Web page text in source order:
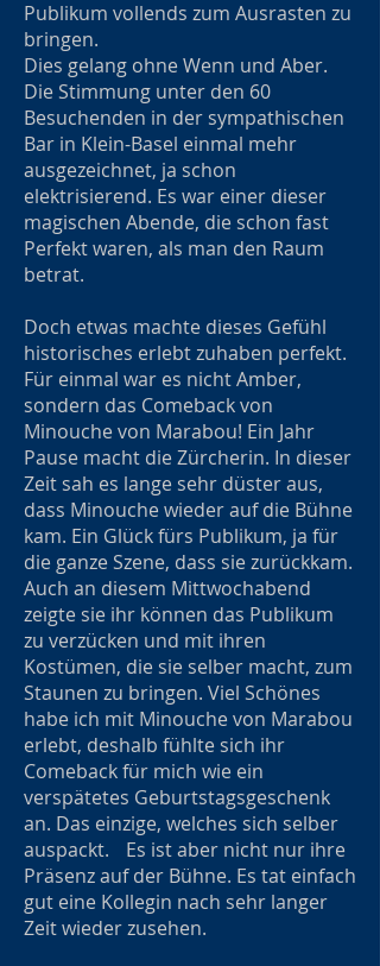
Publikum vollends zum Ausrasten zu
bringen.
Dies gelang ohne Wenn und Aber.
Die Stimmung unter den 60
Besuchenden in der sympathischen
Bar in Klein-Basel einmal mehr
ausgezeichnet, ja schon
elektrisierend. Es war einer dieser
magischen Abende, die schon fast
Perfekt waren, als man den Raum
betrat.
Doch etwas machte dieses Gefühl
historisches erlebt zuhaben perfekt.
Für einmal war es nicht Amber,
sondern das Comeback von
Minouche von Marabou! Ein Jahr
Pause macht die Zürcherin. In dieser
Zeit sah es lange sehr düster aus,
dass Minouche wieder auf die Bühne
kam. Ein Glück fürs Publikum, ja für
die ganze Szene, dass sie zurückkam.
Auch an diesem Mittwochabend
zeigte sie ihr können das Publikum
zu verzücken und mit ihren
Kostümen, die sie selber macht, zum
Staunen zu bringen. Viel Schönes
habe ich mit Minouche von Marabou
erlebt, deshalb fühlte sich ihr
Comeback für mich wie ein
verspätetes Geburtstagsgeschenk
an. Das einzige, welches sich selber
auspackt. Es ist aber nicht nur ihre
Präsenz auf der Bühne. Es tat einfach
gut eine Kollegin nach sehr langer
Zeit wieder zusehen.